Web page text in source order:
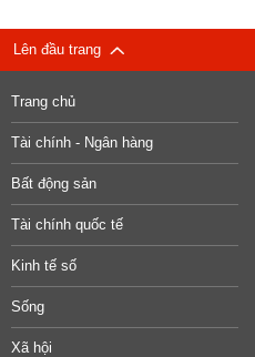
Lên đầu trang
Trang chủ
Tài chính - Ngân hàng
Bất động sản
Tài chính quốc tế
Kinh tế số
Sống
Xã hội